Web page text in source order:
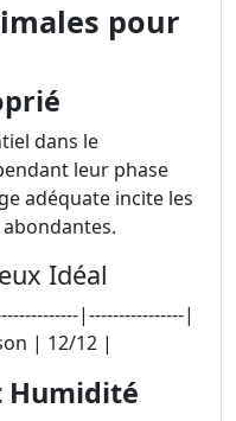
pour
dans le
leur phase
adéquate incite les
Idéal
|----------------|
| 12/12 |
Humidité